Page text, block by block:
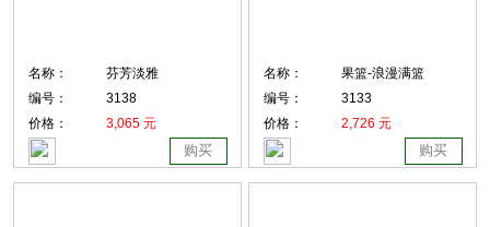
名称：
芬芳淡雅
编号：
3138
价格：
3,065 元
购买
名称：
果篮-浪漫满篮
编号：
3133
价格：
2,726 元
购买